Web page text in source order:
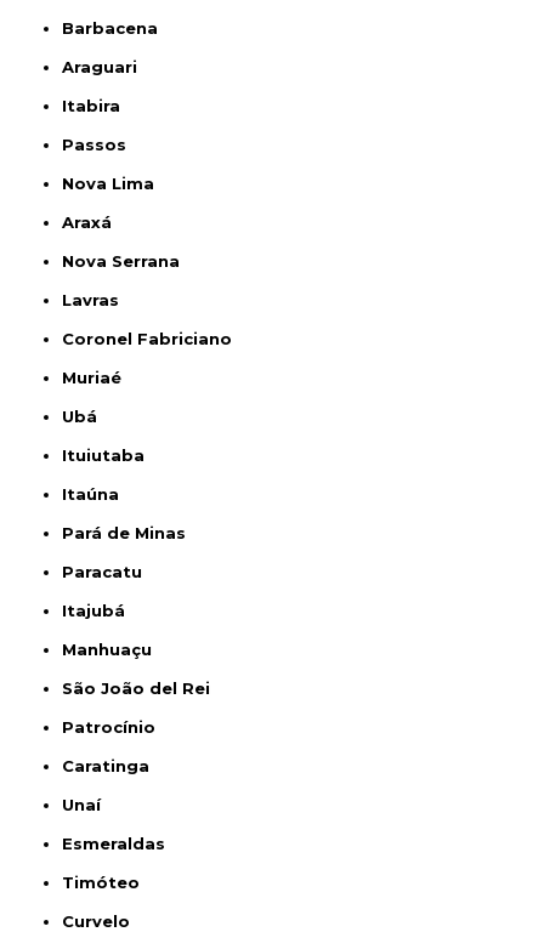
Barbacena
Araguari
Itabira
Passos
Nova Lima
Araxá
Nova Serrana
Lavras
Coronel Fabriciano
Muriaé
Ubá
Ituiutaba
Itaúna
Pará de Minas
Paracatu
Itajubá
Manhuaçu
São João del Rei
Patrocínio
Caratinga
Unaí
Esmeraldas
Timóteo
Curvelo